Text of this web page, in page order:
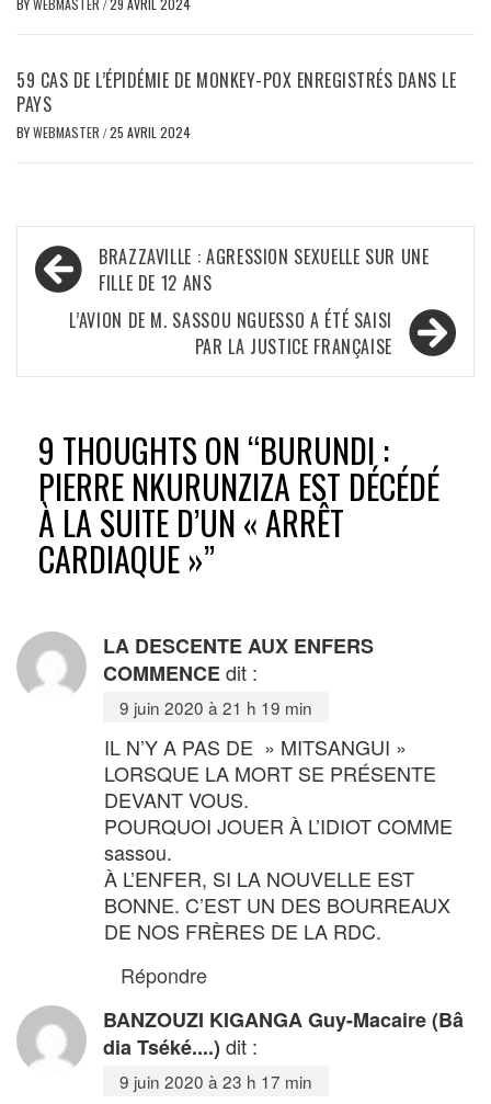
59 CAS DE L’ÉPIDÉMIE DE MONKEY-POX ENREGISTRÉS DANS LE
PAYS
BYWEBMASTER /25 AVRIL 2024
Navigation
de
l’article
BRAZZAVILLE : AGRESSION SEXUELLE SUR UNE
FILLE DE 12 ANS
L’AVION DE M. SASSOU NGUESSO A ÉTÉ SAISI
PAR LA JUSTICE FRANÇAISE
9 THOUGHTS ON “BURUNDI :
PIERRE NKURUNZIZA EST DÉCÉDÉ
À LA SUITE D’UN « ARRÊT
CARDIAQUE »”
LA DESCENTE AUX ENFERS
COMMENCEdit :
9 juin 2020 à 21 h 19 min
IL N’Y A PAS DE » MITSANGUI »
LORSQUE LA MORT SE PRÉSENTE
DEVANT VOUS.
POURQUOI JOUER À L’IDIOT COMME
sassou.
À L’ENFER, SI LA NOUVELLE EST
BONNE. C’EST UN DES BOURREAUX
DE NOS FRÈRES DE LA RDC.
Répondre
BANZOUZI KIGANGA Guy-Macaire (Bâ
dia Tséké....) dit :
9 juin 2020 à 23 h 17 min